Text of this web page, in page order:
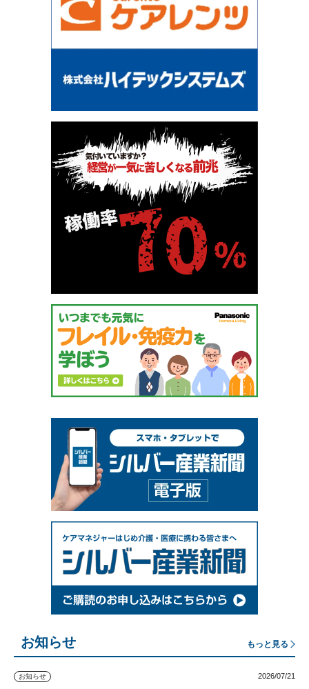
お知らせ もっと見る
お知らせ 2026/07/21